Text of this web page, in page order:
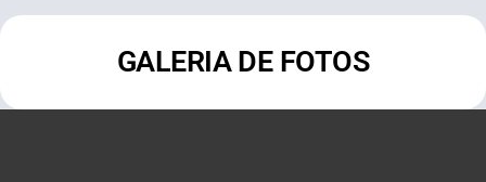
GALERIA DE FOTOS